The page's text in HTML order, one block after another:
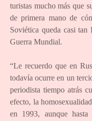
turistas mucho más que
de primera mano de
Soviética queda casi
Guerra Mundial.
“Le recuerdo que en
todavía ocurre en un
periodista tiempo atrás
efecto, la
en 1993, aunque